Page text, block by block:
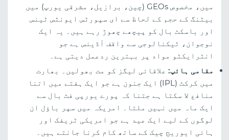
میں، مخصوص GEOs (چین، برازیل، مشرقی یورپ) میں
بیٹنگ کے حجم کے لحاظ سے ای سپورٹس ایونٹس ٹینس
اور باسکٹ بال کو پیچھے چھوڑ رہے ہیں۔ یہ ایک
نوجوان، ٹیکنالوجی سے واقف آڈینس ہے جو
انٹرایکٹو مواد پر بہترین ردعمل دیتی ہے۔
مقامی ہائپ: علاقائی لیگز کو مت بھولیں۔ بھارت
میں کرکٹ (IPL) ایک جنون ہے جو ایک ہفتے میں اتنا
منافع لا سکتا ہے جتنا کہ پورے یورپی فٹ بال سے
ایک ماہ میں نہیں ملتا۔ امریکہ میں سپر باؤل ان
لوگوں کے لیے ایک عید ہے جو امریکی ٹریفک اور
ہائی ایوریج چیک کے ساتھ کام کرنا جانتے ہیں۔